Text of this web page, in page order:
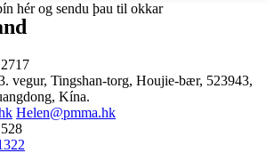
hér og sendu þau til okkar
vegur, Tingshan-torg, Houjie-bær, 523943,
Kína.
Helen@pmma.hk